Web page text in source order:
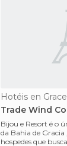
Hotéis en
Trade Wind
Bijou e Resort é o
da Bahìa de Gracia
hospedes que